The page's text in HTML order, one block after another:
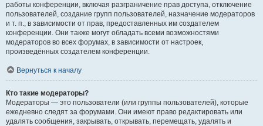
работы конференции, включая разграничение прав доступа, отключение
пользователей, создание групп пользователей, назначение модераторов
и т. п., в зависимости от прав, предоставленных им создателем
конференции. Они также могут обладать всеми возможностями
модераторов во всех форумах, в зависимости от настроек,
произведённых создателем конференции.
Вернуться к началу
Кто такие модераторы?
Модераторы — это пользователи (или группы пользователей), которые
ежедневно следят за форумами. Они имеют право редактировать или
удалять сообщения, закрывать, открывать, перемещать, удалять и